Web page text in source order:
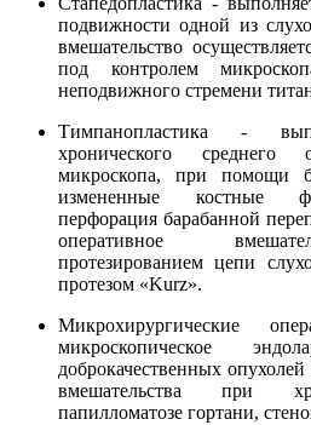
подвижности одной из
вмешательство
под контролем
неподвижного стремени
Тимпанопластика -
хронического
микроскопа, при помощи
измененные костные
перфорация барабанной
оперативное
протезированием цепи
протезом «Kurz».
Микрохирургические
микроскопическое
доброкачественных
вмешательства при
папилломатозе гортани,